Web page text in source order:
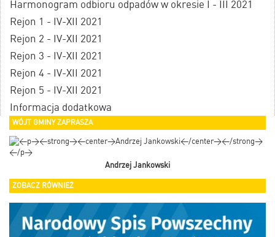
Harmonogram odbioru odpadów w okresie I - III 2021
Rejon 1 - IV-XII 2021
Rejon 2 - IV-XII 2021
Rejon 3 - IV-XII 2021
Rejon 4 - IV-XII 2021
Rejon 5 - IV-XII 2021
Informacja dodatkowa
WÓJT GMINY ZAPRASZA
Andrzej Jankowski
ZOBACZ RÓWNIEŻ